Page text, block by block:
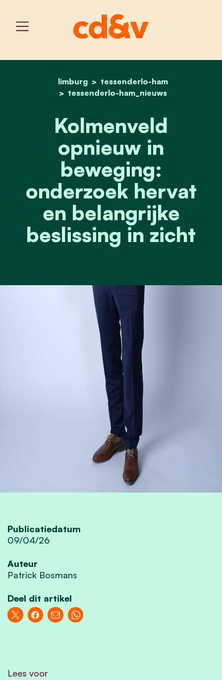
home
limburg
tessenderlo-ham
tessenderlo-ham_nieuws
kolmenveld opnieuw in
Kolmenveld
opnieuw in
beweging:
onderzoek hervat
en belangrijke
beslissing in zicht
Publicatiedatum
09/04/26
Auteur
Patrick Bosmans
Deel dit artikel
Lees voor